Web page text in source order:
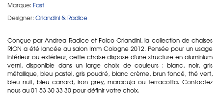
Marque: Fast
Designer: Orlandini & Radice
Conçue par Andrea Radice et Folco Orlandini, la collection de chaises
RION a été lancée au salon Imm Cologne 2012. Pensée pour un usage
intérieur ou extérieur, cette chaise dispose d'une structure en aluminium
verni, disponible dans un large choix de couleurs : blanc, noir, gris
métallique, bleu pastel, gris poudré, blanc crème, brun foncé, thé vert,
bleu nuit, bleu canard, iron grey, maracuja ou terracotta. Contactez
nous au 01 53 30 33 30 pour définir votre choix.